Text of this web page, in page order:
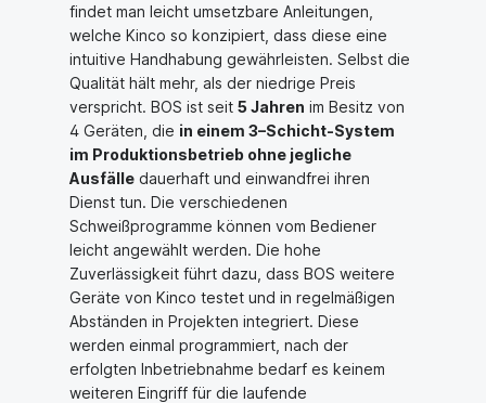
findet man leicht umsetzbare Anleitungen,
welche Kinco so konzipiert, dass diese eine
intuitive Handhabung gewährleisten. Selbst die
Qualität hält mehr, als der niedrige Preis
verspricht. BOS ist seit 5 Jahren im Besitz von
4 Geräten, die in einem 3–Schicht-System
im Produktionsbetrieb ohne jegliche
Ausfälle dauerhaft und einwandfrei ihren
Dienst tun. Die verschiedenen
Schweißprogramme können vom Bediener
leicht angewählt werden. Die hohe
Zuverlässigkeit führt dazu, dass BOS weitere
Geräte von Kinco testet und in regelmäßigen
Abständen in Projekten integriert. Diese
werden einmal programmiert, nach der
erfolgten Inbetriebnahme bedarf es keinem
weiteren Eingriff für die laufende